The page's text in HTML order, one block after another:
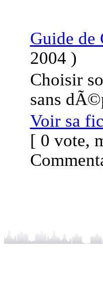
Guide de
2004 )
Choisir
sans
Voir sa
[ 0 vote,